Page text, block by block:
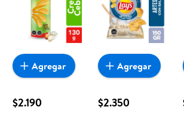
$2.190
Agregar
$2.350
Agregar